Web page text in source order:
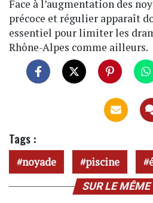
Face à l’augmentation des
précoce et régulier apparaît
essentiel pour limiter les
Rhône-Alpes comme ailleurs.
Tags :
noyade piscine
SUR LE